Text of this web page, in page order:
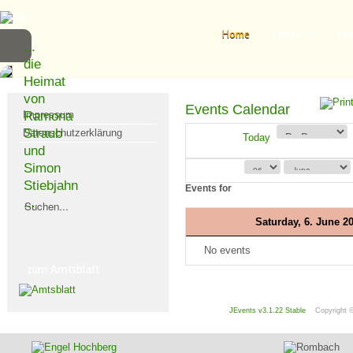
Home
...
die
Heimat
von
Ramona
Straub
und
Simon
Stiebjahn
...
Impressum
Datenschutzerklärung
Suchen
Events Calendar
Today
Events for
Saturday, 6. June
No events
JEvents v3.1.22 Stable Copyright